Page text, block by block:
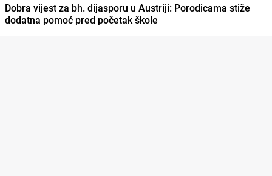
Dobra vijest za bh. dijasporu u Austriji: Porodicama stiže
dodatna pomoć pred početak škole